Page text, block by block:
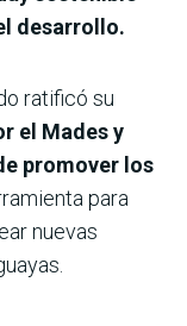
desarrollo.
ratificó su
el Mades y
promover los
para
nuevas